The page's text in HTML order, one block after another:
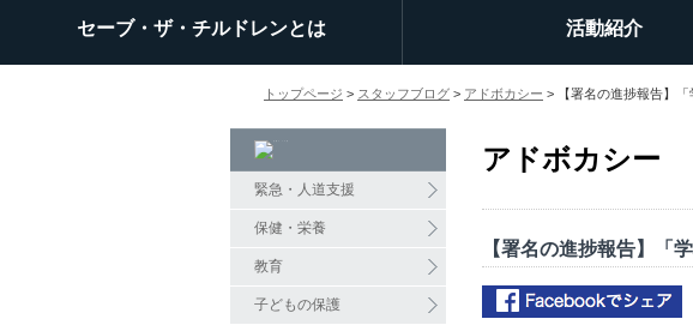
セーブ・ザ・チルドレンとは 活動紹介
トップページ > スタッフブログ > アドボカシー > 【署名の進捗報告】
緊急・人道支援
保健・栄養
教育
子どもの保護
アドボカシー
【署名の進捗報告】「